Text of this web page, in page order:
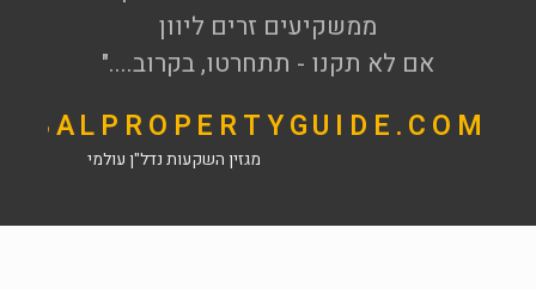
ממשקיעים זרים ליוון
אם לא תקנו - תתחרטו, בקרוב...."
מגזין השקעות נדל"ן עולמי